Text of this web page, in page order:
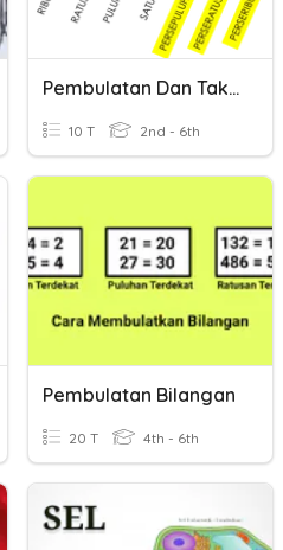
Pembulatan Dan Taksiran
10 T 2nd - 6th
Pembulatan Bilangan
20 T 4th - 6th